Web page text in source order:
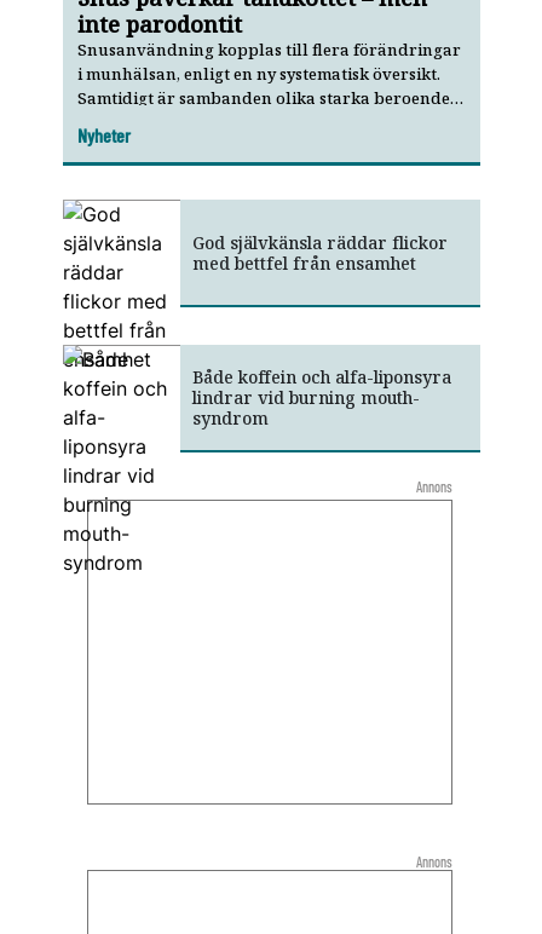
inte parodontit
Snusanvändning kopplas till flera förändringar
i munhälsan, enligt en ny systematisk översikt.
Samtidigt är sambanden olika starka beroende
Nyheter
God självkänsla räddar flickor
med bettfel från ensamhet
Både koffein och alfa-liponsyra
lindrar vid burning mouth-
syndrom
Annons
Annons